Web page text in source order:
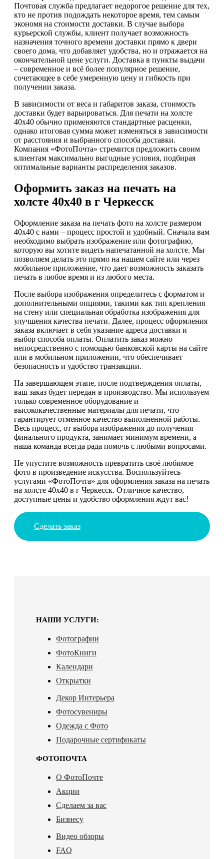
Почтовая служба предлагает недорогое решение для тех,
кто не против подождать некоторое время, тем самым
экономя на стоимости доставки. В случае выбора
курьерской службы, клиент получает возможность
назначения точного времени доставки прямо к двери
своего дома, что добавляет удобства, но и отражается на
окончательной цене услуги. Доставка в пункты выдачи
– современное и всё более популярное решение,
сочетающее в себе умеренную цену и гибкость при
получении заказа.
В зависимости от веса и габаритов заказа, стоимость
доставки будет варьироваться. Для печати на холсте
40х40 обычно применяются стандартные расценки,
однако итоговая сумма может изменяться в зависимости
от расстояния и выбранного способа доставки.
Компания «ФотоПочта» стремится предложить своим
клиентам максимально выгодные условия, подбирая
оптимальные варианты распределения заказов.
Оформить заказ на печать на
холсте 40х40 в г Черкесск
Оформление заказа на печать фото на холсте размером
40х40 с нами – процесс простой и удобный. Сначала вам
необходимо выбрать изображение или фотографию,
которую вы хотите видеть напечатанной на холсте. Мы
позволяем делать это прямо на нашем сайте или через
мобильное приложение, что дает возможность заказать
печать в любое время и из любого места.
После выбора изображения определитесь с форматом и
дополнительными опциями, такими как тип крепления
на стену или специальная обработка изображения для
улучшения качества печати. Далее, процесс оформления
заказа включает в себя указание адреса доставки и
выбор способа оплаты. Оплатить заказ можно
непосредственно с помощью банковской карты на сайте
или в мобильном приложении, что обеспечивает
безопасность и удобство транзакции.
На завершающем этапе, после подтверждения оплаты,
ваш заказ будет передан в производство. Мы используем
только современное оборудование и
высококачественные материалы для печати, что
гарантирует отменное качество выполненной работы.
Весь процесс, от выбора изображения до получения
финального продукта, занимает минимум времени, а
наша команда всегда рада помочь с любыми вопросами.
Не упустите возможность превратить своё любимое
фото в произведение искусства. Воспользуйтесь
услугами «ФотоПочта» для оформления заказа на печать
на холсте 40х40 в г Черкесск. Отличное качество,
доступные цены и удобство оформления ждут вас!
Сделать заказ
НАШИ УСЛУГИ:
Фотографии
ФотоКниги
Календари
Открытки
Декор Интерьера
Фотосувениры
Одежда с Фото
Подарочные сертификаты
ФОТОПОЧТА
О ФотоПочте
Акции
Сделаем за вас
Бизнесу
Видео обзоры
FAQ